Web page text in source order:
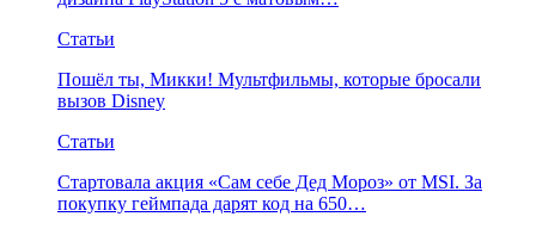
Статьи
Пошёл ты, Микки! Мультфильмы, которые бросали
вызов Disney
Статьи
Стартовала акция «Сам себе Дед Мороз» от MSI. За
покупку геймпада дарят код на 650…